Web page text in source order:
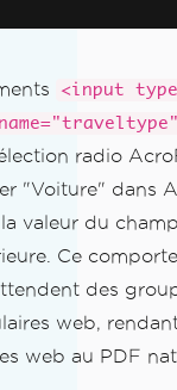
Car
type 'radio' name
'Airplane'>
— all three
field in
= PdfDocument
<input
name="traveltype"
radio
"Voiture" dans
valeur du
Ce
des
web,
web au PDF